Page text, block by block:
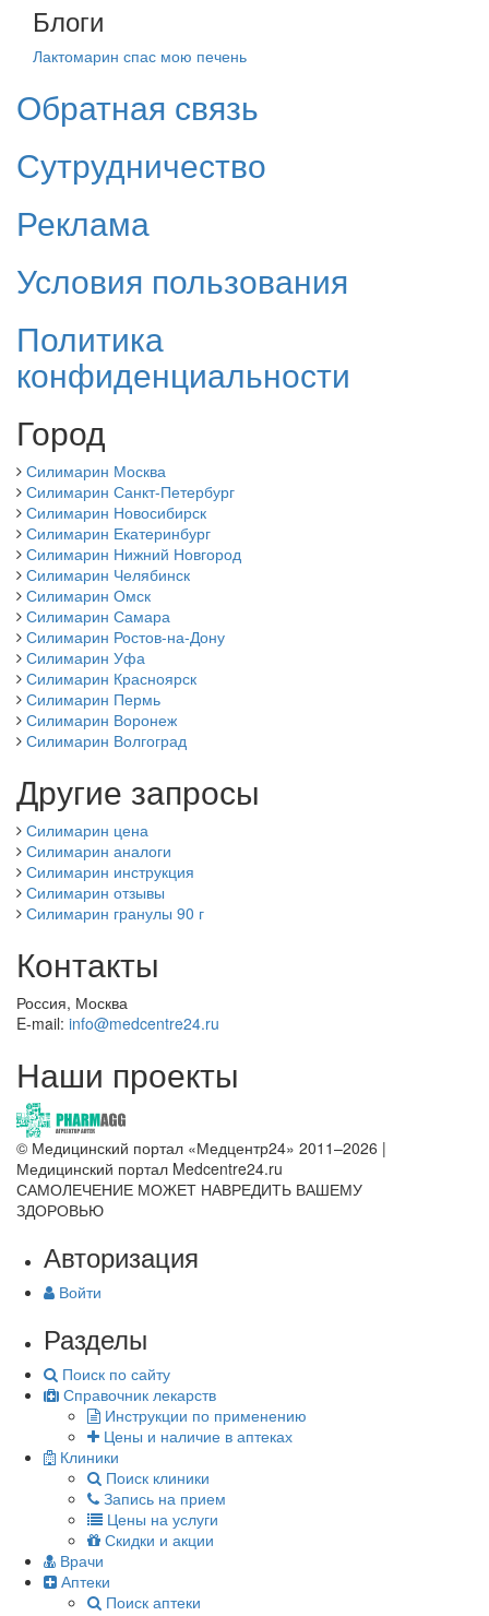
Блоги
Лактомарин спас мою печень
Обратная связь
Сутрудничество
Реклама
Условия пользования
Политика
конфиденциальности
Город
Силимарин Москва
Силимарин Санкт-Петербург
Силимарин Новосибирск
Силимарин Екатеринбург
Силимарин Нижний Новгород
Силимарин Челябинск
Силимарин Омск
Силимарин Самара
Силимарин Ростов-на-Дону
Силимарин Уфа
Силимарин Красноярск
Силимарин Пермь
Силимарин Воронеж
Силимарин Волгоград
Другие запросы
Силимарин цена
Силимарин аналоги
Силимарин инструкция
Силимарин отзывы
Силимарин гранулы 90 г
Контакты
Россия, Москва
E-mail: info@medcentre24.ru
Наши проекты
© Медицинский портал «Медцентр24» 2011–2026 |
Медицинский портал Medcentre24.ru
САМОЛЕЧЕНИЕ МОЖЕТ НАВРЕДИТЬ ВАШЕМУ
ЗДОРОВЬЮ
Авторизация
Войти
Разделы
Поиск по сайту
Справочник лекарств
Инструкции по применению
Цены и наличие в аптеках
Клиники
Поиск клиники
Запись на прием
Цены на услуги
Скидки и акции
Врачи
Аптеки
Поиск аптеки